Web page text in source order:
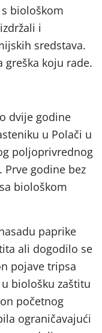
biološkom
i
sredstava.
greška koju rade.
dvije godine
u Polači u
poljoprivrednog
Prve godine bez
biološkom
paprike
ali dogodilo se
pojave tripsa
biološku zaštitu
početnog
ograničavajući